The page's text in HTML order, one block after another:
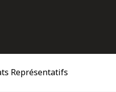
Représentatifs